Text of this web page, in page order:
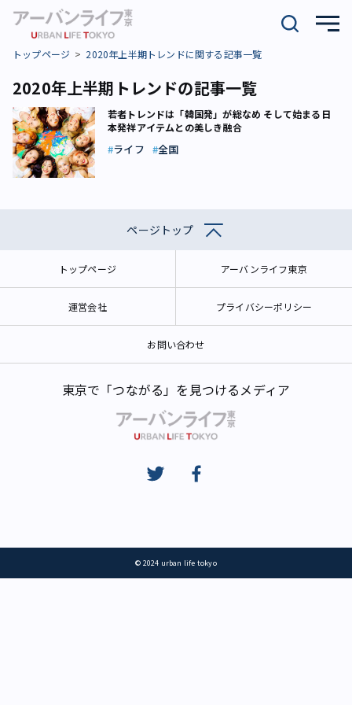
トップページ 2020年上半期トレンドに関する記事一覧
2020年上半期トレンドの記事一覧
若者トレンドは「韓国発」が総なめ そして始まる日
本発祥アイテムとの美しき融合
ライフ 全国
ページトップ
トップページ アーバンライフ東京
運営会社 プライバシーポリシー
お問い合わせ
東京で「つながる」を見つけるメディア
© 2024 urban life tokyo